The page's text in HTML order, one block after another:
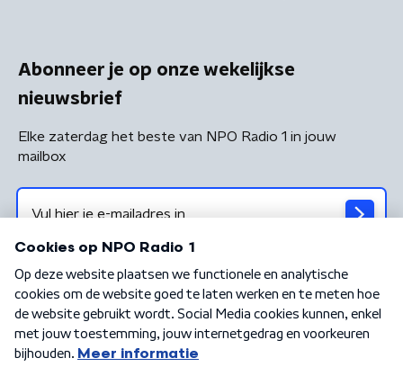
Abonneer je op onze wekelijkse
nieuwsbrief
Elke zaterdag het beste van NPO Radio 1 in jouw
mailbox
Algemene voorwaarden